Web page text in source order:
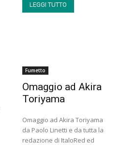
LEGGI TUTTO
Fumetto
Omaggio ad Akira
Toriyama
Omaggio ad Akira Toriyama
da Paolo Linetti e da tutta la
redazione di ItaloRed ed